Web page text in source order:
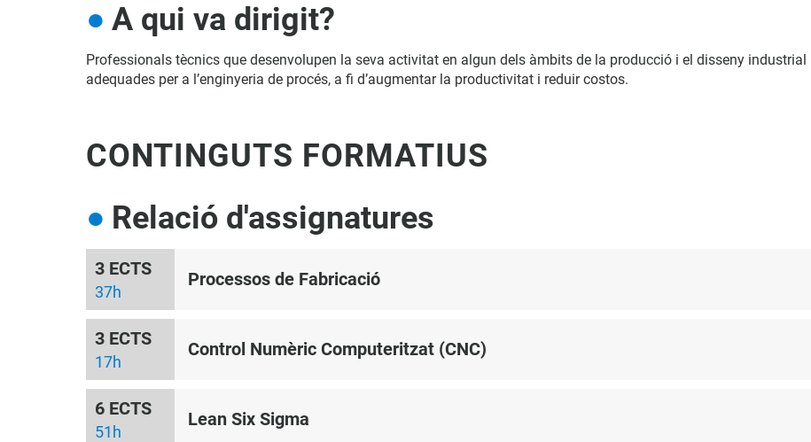
A qui va dirigit?
Professionals tècnics que desenvolupen la seva activitat en algun dels àmbits de la producció i el disseny
adequades per a l’enginyeria de procés, a fi d’augmentar la productivitat i reduir costos.
CONTINGUTS FORMATIUS
Relació d'assignatures
3 ECTS
37h
Processos de Fabricació
3 ECTS
17h
Control Numèric Computeritzat (CNC)
6 ECTS
51h
Lean Six Sigma